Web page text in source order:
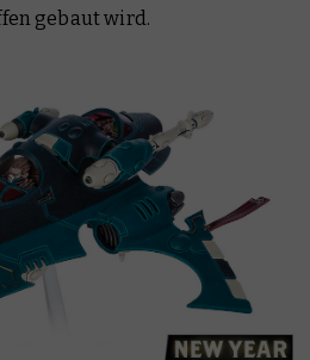
gebaut wird.